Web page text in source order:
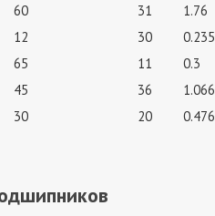
60 31
1.76
12 30
0.235
65 11
0.3
45 36
1.066
30 20 0.476